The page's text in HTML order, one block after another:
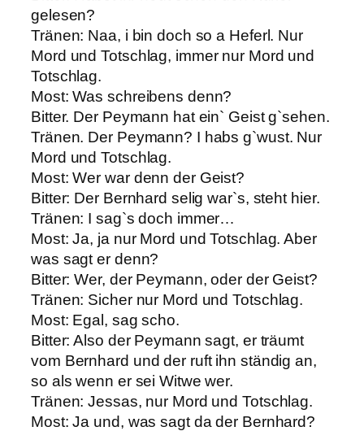
gelesen?
Tränen: Naa, i bin doch so a Heferl. Nur
Mord und Totschlag, immer nur Mord und
Totschlag.
Most: Was schreibens denn?
Bitter. Der Peymann hat ein` Geist g`sehen.
Tränen. Der Peymann? I habs g`wust. Nur
Mord und Totschlag.
Most: Wer war denn der Geist?
Bitter: Der Bernhard selig war`s, steht hier.
Tränen: I sag`s doch immer…
Most: Ja, ja nur Mord und Totschlag. Aber
was sagt er denn?
Bitter: Wer, der Peymann, oder der Geist?
Tränen: Sicher nur Mord und Totschlag.
Most: Egal, sag scho.
Bitter: Also der Peymann sagt, er träumt
vom Bernhard und der ruft ihn ständig an,
so als wenn er sei Witwe wer.
Tränen: Jessas, nur Mord und Totschlag.
Most: Ja und, was sagt da der Bernhard?